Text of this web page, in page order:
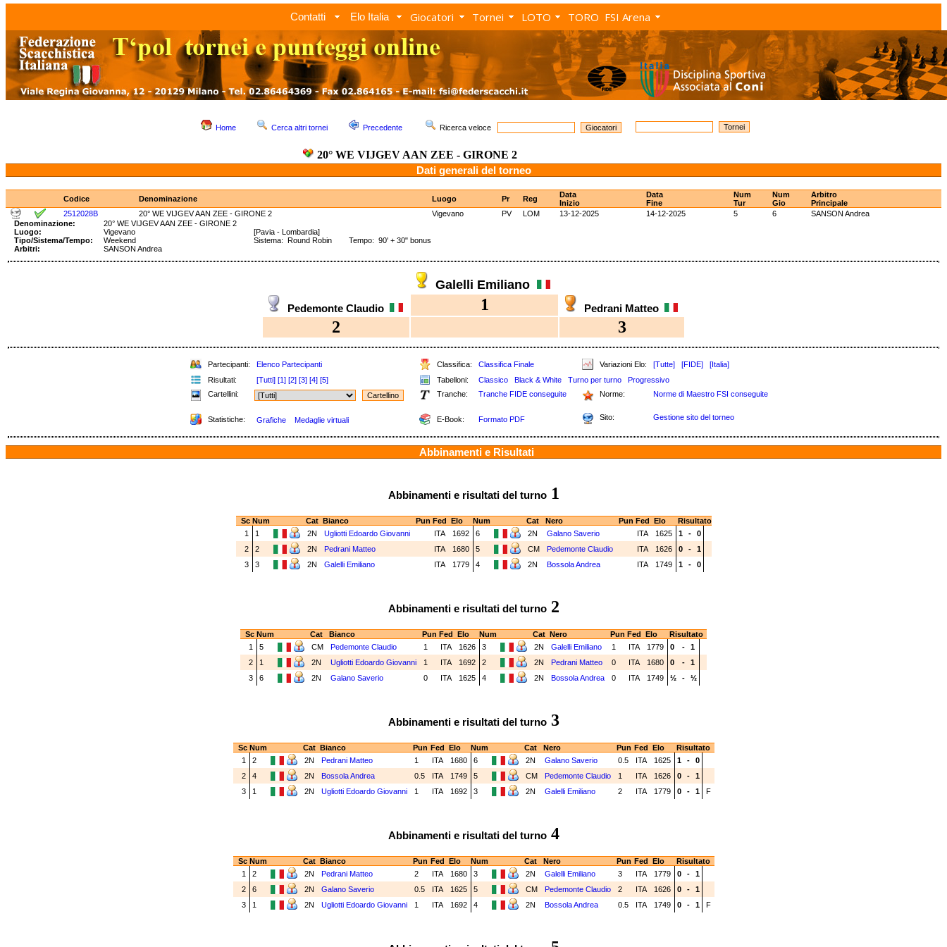
Contatti Elo Italia Giocatori Tornei LOTO TORO FSI Arena
Home Cerca altri tornei Precedente Ricerca veloce
20° WE VIJGEV AAN ZEE - GIRONE 2
Dati generali del torneo
Codice Denominazione Luogo Pr Reg
Data
Inizio
Data
Fine
Num
Tur
Num
Gio
Arbitro
Principale
2512028B
20° WE VIJGEV AAN ZEE - GIRONE 2 Vigevano PV LOM 13-12-2025 14-12-2025 5 6
SANSON Andrea
Denominazione:
20° WE VIJGEV AAN ZEE - GIRONE 2
Luogo:
Vigevano
[Pavia - Lombardia]
Tipo/Sistema/Tempo:
Weekend
Sistema: Round Robin Tempo: 90' + 30" bonus
Arbitri:
SANSON Andrea
Galelli Emiliano
Pedemonte Claudio 1 Pedrani Matteo
2 3
Partecipanti: Elenco Partecipanti Classifica: Classifica Finale Variazioni Elo: [Tutte] [FIDE]
[Italia]
Risultati:
[Tutti] [1] [2] [3] [4] [5] Tabelloni: Classico Black & White Turno per turno
Progressivo
Cartellini:
Tranche: Tranche FIDE conseguite Norme: Norme di Maestro FSI conseguite
Statistiche: Grafiche Medaglie virtuali E-Book: Formato PDF Sito: Gestione sito del torneo
Abbinamenti e Risultati
Abbinamenti e risultati del turno1
Sc Num Cat Bianco Pun Fed Elo Num Cat Nero Pun Fed Elo
Risultato
1
1 2N Ugliotti Edoardo Giovanni ITA 1692 6 2N Galano Saverio ITA 1625 1 -
0
2
2 2N Pedrani Matteo ITA 1680 5 CM Pedemonte Claudio ITA 1626 0 -
1
3
3 2N Galelli Emiliano ITA 1779 4 2N Bossola Andrea ITA 1749 1 - 0
Abbinamenti e risultati del turno2
Sc Num Cat Bianco Pun Fed Elo Num Cat Nero Pun Fed Elo
Risultato
1
5 CM Pedemonte Claudio 1 ITA 1626 3 2N Galelli Emiliano 1 ITA 1779 0 -
1
2
1 2N Ugliotti Edoardo Giovanni 1 ITA 1692 2 2N Pedrani Matteo 0 ITA 1680 0 -
1
3
6 2N Galano Saverio 0 ITA 1625 4 2N Bossola Andrea 0 ITA 1749 ½ - ½
Abbinamenti e risultati del turno3
Sc Num Cat Bianco Pun Fed Elo Num Cat Nero Pun Fed Elo
Risultato
1
2 2N Pedrani Matteo 1 ITA 1680 6 2N Galano Saverio 0.5 ITA 1625 1 -
0
2
4 2N Bossola Andrea 0.5 ITA 1749 5 CM Pedemonte Claudio 1 ITA 1626 0 -
1
3
1 2N Ugliotti Edoardo Giovanni 1 ITA 1692 3 2N Galelli Emiliano 2 ITA 1779 0 - 1 F
Abbinamenti e risultati del turno4
Sc Num Cat Bianco Pun Fed Elo Num Cat Nero Pun Fed Elo
Risultato
1
2 2N Pedrani Matteo 2 ITA 1680 3 2N Galelli Emiliano 3 ITA 1779 0 -
1
2
6 2N Galano Saverio 0.5 ITA 1625 5 CM Pedemonte Claudio 2 ITA 1626 0 -
1
3
1 2N Ugliotti Edoardo Giovanni 1 ITA 1692 4 2N Bossola Andrea 0.5 ITA 1749 0 - 1 F